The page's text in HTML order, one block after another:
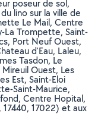
poseur de sol,
lino sur la ville de
Le Mail, Centre
La Trompette, Saint-
Port Neuf Ouest,
d'Eau, Laleu,
Tasdon, Le
Ouest, Les
Est, Saint-Eloi
Saint-Maurice,
Centre Hopital,
17440, 17022) et aux